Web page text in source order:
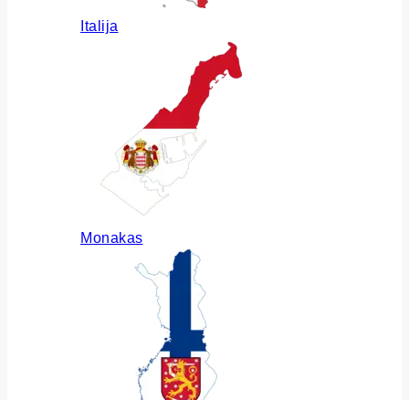
Italija
Monakas